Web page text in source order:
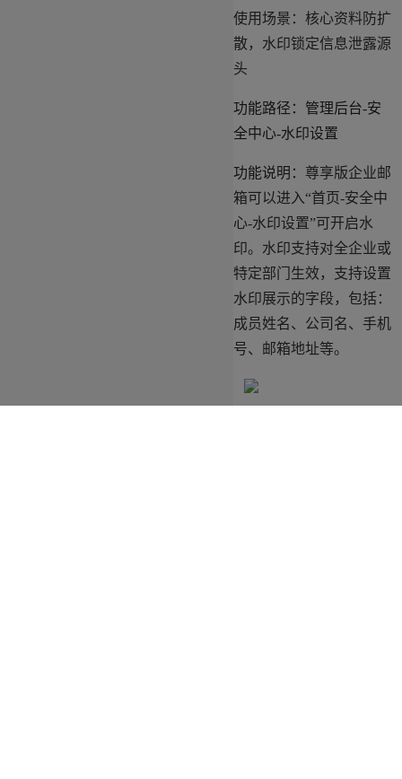
使用场景：核心资料防扩
散，水印锁定信息泄露源
头
功能路径：管理后台-安
全中心-水印设置
功能说明： 尊享版企业邮
箱可以进入“首页-安全中
心-水印设置”可开启水
印。水印支持对全企业或
特定部门生效，支持设置
水印展示的字段，包括：
成员姓名、公司名、手机
号、邮箱地址等。